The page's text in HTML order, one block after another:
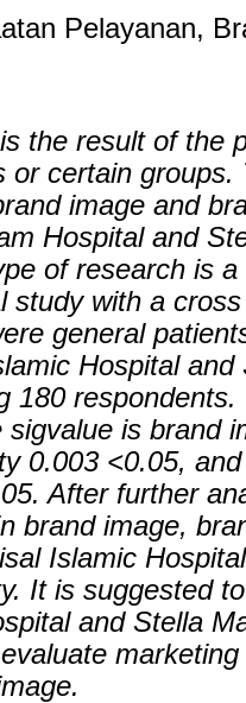
Pelayanan,
the result of the
or certain
image and
Hospital and
of research is
study with a
general
Hospital
180
is brand
0.003 <0.05,
After further
brand image,
Islamic
It is suggested
and Stella